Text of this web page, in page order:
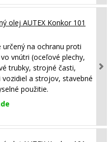
olej AUTEX Konkor 101
určený na ochranu proti
vnútri (oceľové plechy,
trubky, strojné časti,
a strojov, stavebné
použitie.